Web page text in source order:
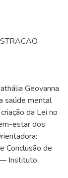
Geovanna
saúde mental
da Lei no
estar dos
Conclusão de
— Instituto